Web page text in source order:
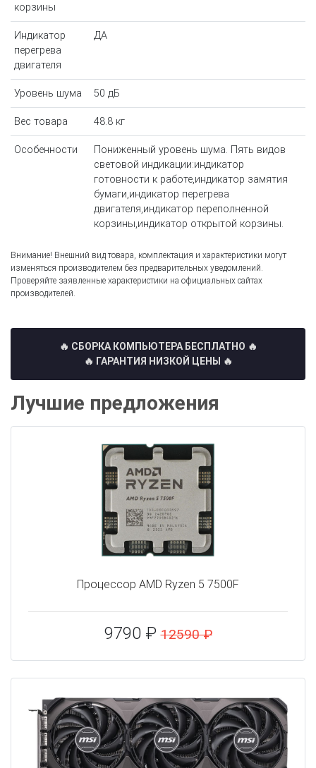
корзины
Индикатор
перегрева
двигателя
ДА
Уровень шума 50 дБ
Вес товара 48.8 кг
Особенности
Пониженный уровень шума. Пять видов
световой индикации:индикатор
готовности к работе,индикатор замятия
бумаги,индикатор перегрева
двигателя,индикатор переполненной
корзины,индикатор открытой корзины.
Внимание! Внешний вид товара, комплектация и характеристики могут
изменяться производителем без предварительных уведомлений.
Проверяйте заявленные характеристики на официальных сайтах
производителей.
🔥 СБОРКА КОМПЬЮТЕРА БЕСПЛАТНО 🔥
🔥 ГАРАНТИЯ НИЗКОЙ ЦЕНЫ 🔥
Лучшие предложения
Процессор AMD Ryzen 5 7500F
9790 ₽12590 ₽